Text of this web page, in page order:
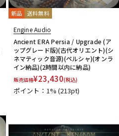
新品 送料無料
Engine Audio
Ancient ERA Persia / Upgrade (ア
ップグレード版)(古代オリエント)(シ
ネマティック音源)(ペルシャ)(オンラ
イン納品)(2時間以内に納品)
販売価格¥23,430(税込)
ポイント：1%(213pt)